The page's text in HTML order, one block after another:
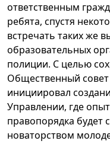
ответственным
ребята, спустя
встречать таких же
образовательных
полиции. С целью
Общественный
инициировал
Управлении, где
правопорядка будет
новаторством